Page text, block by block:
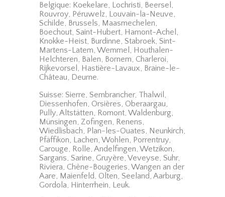
Belgique: Koekelare, Lochristi, Beersel,
Rouvroy, Péruwelz, Louvain-la-Neuve,
Schilde, Brussels, Maasmechelen,
Boechout, Saint-Hubert, Hamont-Achel,
Knokke-Heist, Burdinne, Stabroek, Sint-
Martens-Latem, Wemmel, Houthalen-
Helchteren, Balen, Bornem, Charleroi,
Rijkevorsel, Hastière-Lavaux, Braine-le-
Château, Deurne.
Suisse: Sierre, Sembrancher, Thalwil,
Diessenhofen, Orsières, Oberaargau,
Pully, Altstätten, Romont, Waldenburg,
Münsingen, Zofingen, Renens,
Wiedlisbach, Plan-les-Ouates, Neunkirch,
Pfäffikon, Lachen, Wohlen, Porrentruy,
Carouge, Rolle, Andelfingen, Wetzikon,
Sargans, Sarine, Gruyère, Veveyse, Suhr,
Riviera, Chêne-Bougeries, Wangen an der
Aare, Maienfeld, Olten, Seeland, Aarburg,
Gordola, Hinterrhein, Leuk.